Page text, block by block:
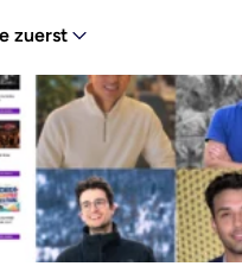
zuerst